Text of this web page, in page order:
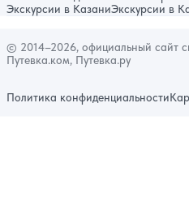
Экскурсии в КазаниЭкскурсии в
© 2014–2026, официальный сайт
Путевка.ком, Путевка.ру
Политика конфиденциальности